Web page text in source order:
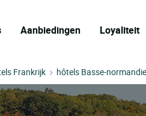
Aanbiedingen Loyaliteit
Frankrijk hôtels Basse-normandie